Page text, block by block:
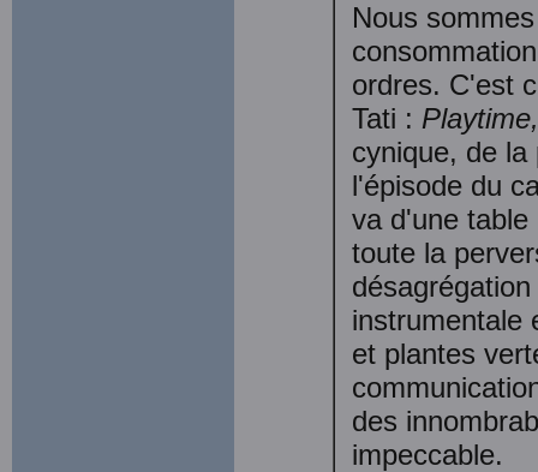
Nous
ordres. C'est
Tati :
cynique, de
l'épisode du
va d'une
toute la
instrumentale
et plantes
des
impeccable.